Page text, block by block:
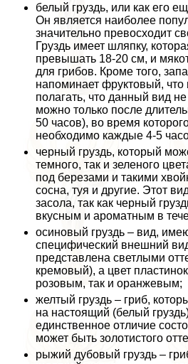
белый груздь, или как его
Он является наиболее
значительно превосходит
Груздь имеет шляпку,
превышать 18-20 см, и
для грибов. Кроме того,
напоминает фруктовый, что
полагать, что данный вид
можно только после
50 часов), во время
необходимо каждые 4-5
черный груздь, который
темного, так и зеленого
под березами и такими
сосна, туя и другие. Этот
засола, так как черный
вкусным и ароматным в
осиновый груздь – вид,
специфический внешний
представлена светлыми
кремовый), а цвет
розовым, так и оранжевым;
желтый груздь – гриб,
на настоящий (белый
единственное отличие
может быть золотистого
рыжий дубовый груздь –